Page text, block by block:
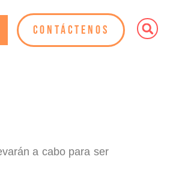
Contáctenos
a cabo para ser